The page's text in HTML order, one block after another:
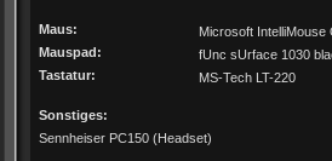
Maus:
Microsoft IntelliMouse
Mauspad:
fUnc sUrface 1030
Tastatur:
MS-Tech LT-220
Sonstiges:
Sennheiser PC150 (Headset)